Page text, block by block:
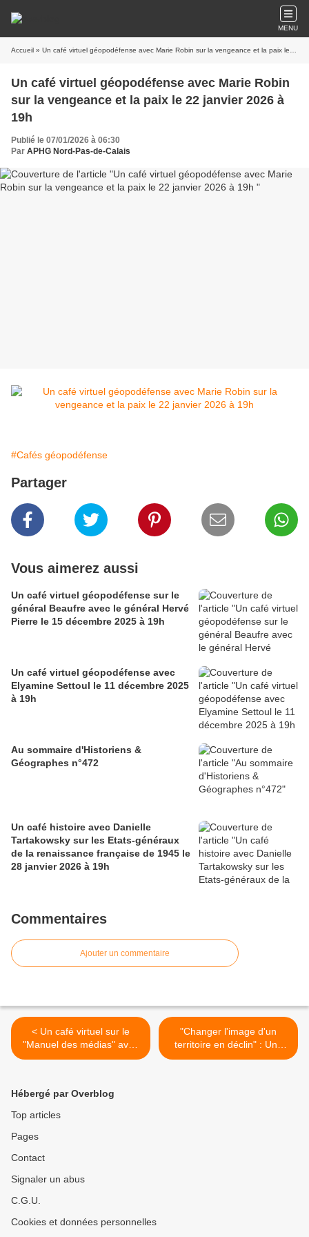
MENU
Accueil » Un café virtuel géopodéfense avec Marie Robin sur la vengeance et la paix le 22 janvier 2026 à 19h
Un café virtuel géopodéfense avec Marie Robin
sur la vengeance et la paix le 22 janvier 2026 à
19h
Publié le 07/01/2026 à 06:30
Par APHG Nord-Pas-de-Calais
#Cafés géopodéfense
Partager
Vous aimerez aussi
Un café virtuel géopodéfense sur le
général Beaufre avec le général Hervé
Pierre le 15 décembre 2025 à 19h
Un café virtuel géopodéfense avec
Elyamine Settoul le 11 décembre 2025
à 19h
Au sommaire d'Historiens &
Géographes n°472
Un café histoire avec Danielle
Tartakowsky sur les Etats-généraux
de la renaissance française de 1945 le
28 janvier 2026 à 19h
Commentaires
Ajouter un commentaire
< Un café virtuel sur le
"Manuel des médias" avec
Valérie Devillard et Cécile
"Changer l'image d'un
territoire en déclin" : Une
conférence de Camille
Hébergé par Overblog
Top articles
Pages
Contact
Signaler un abus
C.G.U.
Cookies et données personnelles